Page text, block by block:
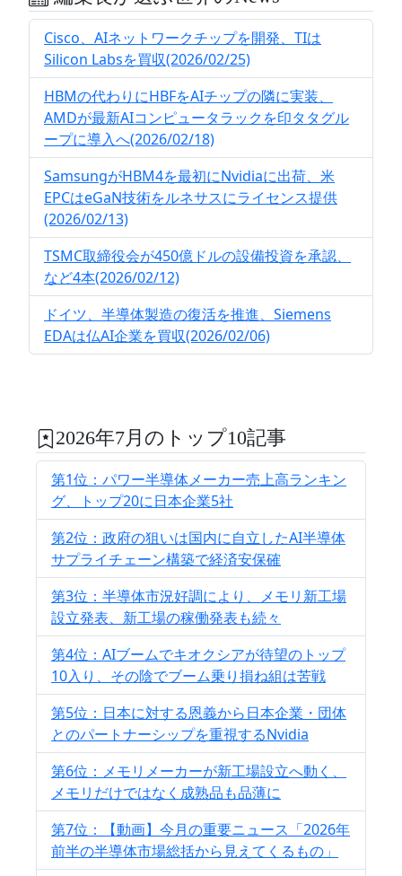
Cisco、AIネットワークチップを開発、TIは
Silicon Labsを買収(2026/02/25)
HBMの代わりにHBFをAIチップの隣に実装、
AMDが最新AIコンピュータラックを印タタグル
ープに導入へ(2026/02/18)
SamsungがHBM4を最初にNvidiaに出荷、米
EPCはeGaN技術をルネサスにライセンス提供
(2026/02/13)
TSMC取締役会が450億ドルの設備投資を承認、
など4本(2026/02/12)
ドイツ、半導体製造の復活を推進、Siemens
EDAは仏AI企業を買収(2026/02/06)
2026年7月のトップ10記事
第1位：パワー半導体メーカー売上高ランキン
グ、トップ20に日本企業5社
第2位：政府の狙いは国内に自立したAI半導体
サプライチェーン構築で経済安保確
第3位：半導体市況好調により、メモリ新工場
設立発表、新工場の稼働発表も続々
第4位：AIブームでキオクシアが待望のトップ
10入り、その陰でブーム乗り損ね組は苦戦
第5位：日本に対する恩義から日本企業・団体
とのパートナーシップを重視するNvidia
第6位：メモリメーカーが新工場設立へ動く、
メモリだけではなく成熟品も品薄に
第7位：【動画】今月の重要ニュース「2026年
前半の半導体市場総括から見えてくるもの」